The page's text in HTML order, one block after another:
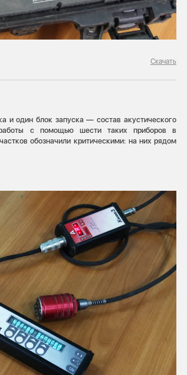
Скачать
и один блок запуска — состав акустического
с помощью шести таких приборов в
обозначили критическими: на них рядом